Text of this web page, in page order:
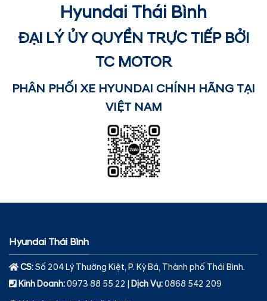
Hyundai Thái Bình
ĐẠI LÝ ỦY QUYỀN TRỰC TIẾP BỞI
TC MOTOR
PHÂN PHỐI XE HYUNDAI CHÍNH HÃNG TẠI
VIỆT NAM
Hyundai Thái Bình
CS:Số 204 Lý Thường Kiệt, P. Kỳ Bá, Thành phố Thái Bình.
Kinh Doanh:0973 88 55 22 | Dịch Vụ:0868 542 209